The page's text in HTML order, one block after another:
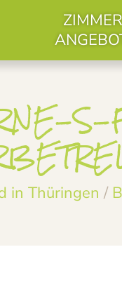
S-
in Thüringen /